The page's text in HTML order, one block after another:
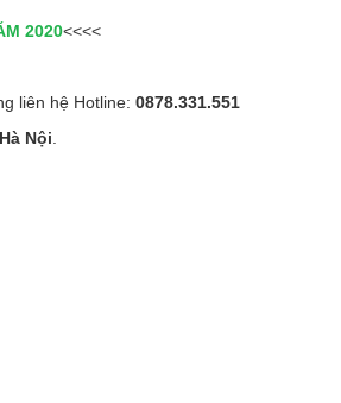
2020<<<<
liên hệ Hotline: 0878.331.551
Nội